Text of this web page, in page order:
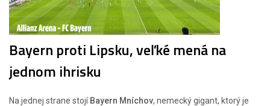
Bayern proti Lipsku, veľké mená na
jednom ihrisku
Na jednej strane stojí Bayern Mníchov, nemecký gigant, ktorý je